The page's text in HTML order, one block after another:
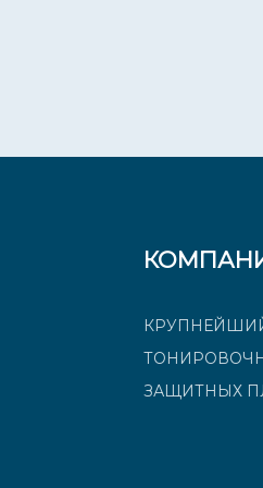
ЗАЩИТНЫХ